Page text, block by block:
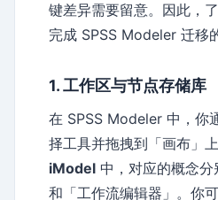
键差异需要留意。因此，
完成 SPSS Modeler 迁移
1. 工作区与节点存储库
在 SPSS Modeler 中，你
择工具并拖拽到「画布」
iModel 中，对应的概念分
和「工作流编辑器」。你